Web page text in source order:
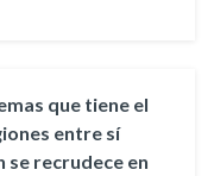
que tiene el
entre sí
se recrudece en